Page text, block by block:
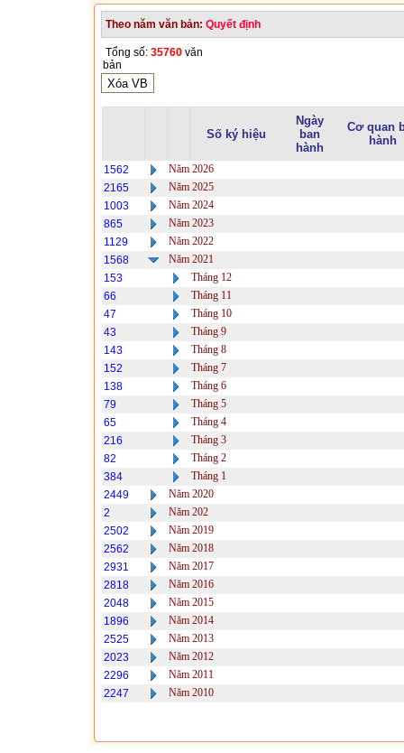
Theo năm văn bản: Quyết định
Tổng số: 35760 văn
bản
Số ký hiệu
Ngày
ban
hành
Cơ quan
hành
1562
Năm 2026
2165
Năm 2025
1003
Năm 2024
865
Năm 2023
1129
Năm 2022
1568
Năm 2021
153
Tháng 12
66
Tháng 11
47
Tháng 10
43
Tháng 9
143
Tháng 8
152
Tháng 7
138
Tháng 6
79
Tháng 5
65
Tháng 4
216
Tháng 3
82
Tháng 2
384
Tháng 1
2449
Năm 2020
2
Năm 202
2502
Năm 2019
2562
Năm 2018
2931
Năm 2017
2818
Năm 2016
2048
Năm 2015
1896
Năm 2014
2525
Năm 2013
2023
Năm 2012
2296
Năm 2011
2247
Năm 2010